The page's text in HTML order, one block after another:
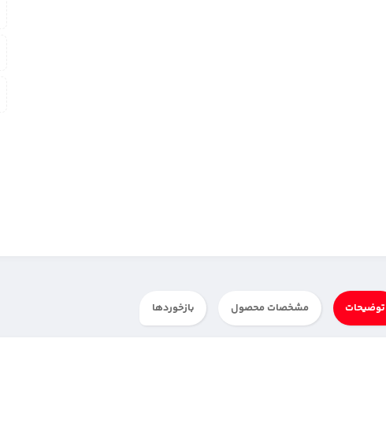
توضیحات مشخصات محصول بازخوردها